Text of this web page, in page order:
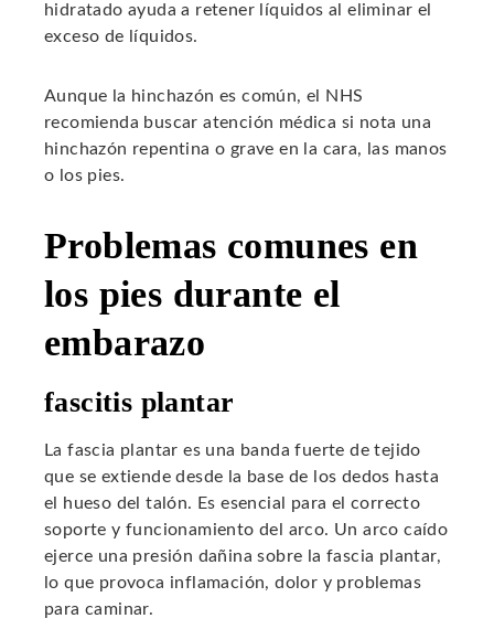
hidratado ayuda a retener líquidos al eliminar el
exceso de líquidos.
Aunque la hinchazón es común, el NHS
recomienda buscar atención médica si nota una
hinchazón repentina o grave en la cara, las manos
o los pies.
Problemas comunes en
los pies durante el
embarazo
fascitis plantar
La fascia plantar es una banda fuerte de tejido
que se extiende desde la base de los dedos hasta
el hueso del talón. Es esencial para el correcto
soporte y funcionamiento del arco. Un arco caído
ejerce una presión dañina sobre la fascia plantar,
lo que provoca inflamación, dolor y problemas
para caminar.